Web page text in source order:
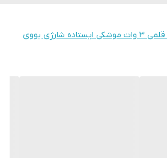
دستگاه یو وی قلمی 3 وات موشکی ایستاده شارژی یووی